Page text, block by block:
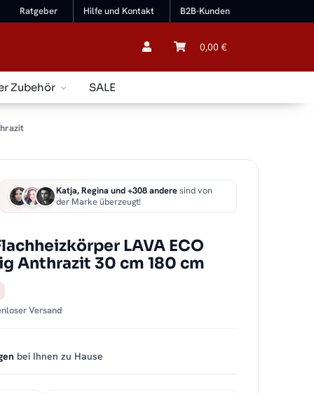
Ratgeber Hilfe und Kontakt B2B-Kunden
0,00 €
Zubehör SALE
Katja, Regina und +308 anderesind von
der Marke überzeugt!
LAVA ECO
Anthrazit 30 cm 180 cm
Versand
bei Ihnen zu Hause